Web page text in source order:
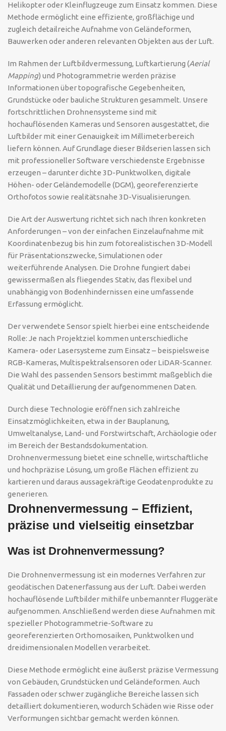
Helikopter oder Kleinflugzeuge zum Einsatz kommen. Diese
Methode ermöglicht eine effiziente, großflächige und
zugleich detailreiche Aufnahme von Geländeformen,
Bauwerken oder anderen relevanten Objekten aus der Luft.
Im Rahmen der Luftbildvermessung, Luftkartierung (Aerial
Mapping) und Photogrammetrie werden präzise
Informationen über topografische Gegebenheiten,
Grundstücke oder bauliche Strukturen gesammelt. Unsere
fortschrittlichen Drohnensysteme sind mit
hochauflösenden Kameras und Sensoren ausgestattet, die
Luftbilder mit einer Genauigkeit im Millimeterbereich
liefern können. Auf Grundlage dieser Bildserien lassen sich
mit professioneller Software verschiedenste Ergebnisse
erzeugen – darunter dichte 3D-Punktwolken, digitale
Höhen- oder Geländemodelle (DGM), georeferenzierte
Orthofotos sowie realitätsnahe 3D-Visualisierungen.
Die Art der Auswertung richtet sich nach Ihren konkreten
Anforderungen – von der einfachen Einzelaufnahme mit
Koordinatenbezug bis hin zum fotorealistischen 3D-Modell
für Präsentationszwecke, Simulationen oder
weiterführende Analysen. Die Drohne fungiert dabei
gewissermaßen als fliegendes Stativ, das flexibel und
unabhängig von Bodenhindernissen eine umfassende
Erfassung ermöglicht.
Der verwendete Sensor spielt hierbei eine entscheidende
Rolle: Je nach Projektziel kommen unterschiedliche
Kamera- oder Lasersysteme zum Einsatz – beispielsweise
RGB-Kameras, Multispektralsensoren oder LiDAR-Scanner.
Die Wahl des passenden Sensors bestimmt maßgeblich die
Qualität und Detaillierung der aufgenommenen Daten.
Durch diese Technologie eröffnen sich zahlreiche
Einsatzmöglichkeiten, etwa in der Bauplanung,
Umweltanalyse, Land- und Forstwirtschaft, Archäologie oder
im Bereich der Bestandsdokumentation.
Drohnenvermessung bietet eine schnelle, wirtschaftliche
und hochpräzise Lösung, um große Flächen effizient zu
kartieren und daraus aussagekräftige Geodatenprodukte zu
generieren.
Drohnenvermessung – Effizient,
präzise und vielseitig einsetzbar
Was ist Drohnenvermessung?
Die Drohnenvermessung ist ein modernes Verfahren zur
geodätischen Datenerfassung aus der Luft. Dabei werden
hochauflösende Luftbilder mithilfe unbemannter Fluggeräte
aufgenommen. Anschließend werden diese Aufnahmen mit
spezieller Photogrammetrie-Software zu
georeferenzierten Orthomosaiken, Punktwolken und
dreidimensionalen Modellen verarbeitet.
Diese Methode ermöglicht eine äußerst präzise Vermessung
von Gebäuden, Grundstücken und Geländeformen. Auch
Fassaden oder schwer zugängliche Bereiche lassen sich
detailliert dokumentieren, wodurch Schäden wie Risse oder
Verformungen sichtbar gemacht werden können.